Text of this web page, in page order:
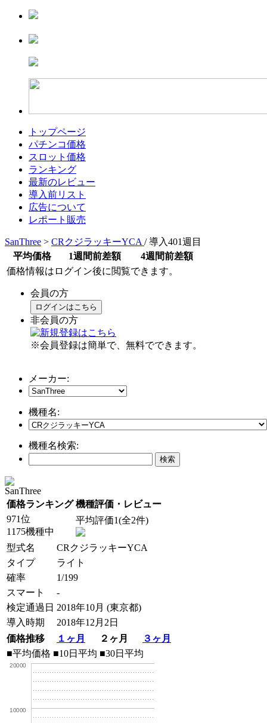
トップページ
パチンコ価格
スロット価格
ランキング
最新のレビュー
導入前リスト
広告について
レポート販売
SanThree > CRクジラッキーYCA / 導入401週目
平均価格
1週間前差額
4週間前差額
価格情報はログイン後に閲覧できます。
会員の方
ログインはこちら
非会員の方
※会員登録は簡単で、無料でできます。
メーカー:
機種名:
機種名検索:
SanThree
価格ランキング 機種評価・レビュー
971位
1175機種中
平均評価1(全2件)
型式名
CRクジラッキーYCA
タイプ
ライト
確率
1/199
スマート
-
検定通過日 2018年10月 (東京都)
導入時期
2018年12月2日
価格推移
１ヶ月 ２ヶ月
３ヶ月
■平均価格 ■10日平均 ■30日平均
10000
20000